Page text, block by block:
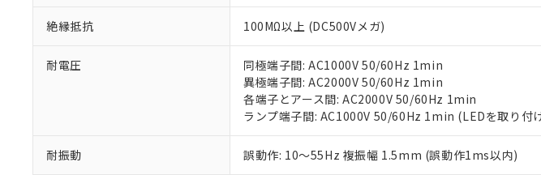
絶縁抵抗 100MΩ以上 (DC500Vメガ)
耐電圧
同極端子間: AC1000V 50/60Hz 1min
異極端子間: AC2000V 50/60Hz 1min
各端子とアース間: AC2000V 50/60Hz 1min
ランプ端子間: AC1000V 50/60Hz 1min (LEDを取り付
耐振動 誤動作: 10～55Hz 複振幅 1.5mm (誤動作1ms以内)
正式な納期状況および標準価格はお客様のお
当社販売員にご相談ください。
オムロン制御機器販売店や当社販売拠点は「
在庫状況および標準価格結果を当社の事前の
す。
マイパーツ機能（部品リスト作成サービス）
ている必要があります。
が、当社の製品・サービスに関するお客様と
さい。
※2 対応予定月
部品在庫の切り替え状況などにより、予定月が前後
※3 非含有証明書ダウンロード
下記の非含有証明書をダウンロードすることができま
※2 環境保護使用期限
「ｅ」：有害物質（10物質）のすべてが基準値以下
「10」：通常の使用状況下において有害物質が外部
味します。
「－」：未確認です。当社販売部門へお問い合わせ
置等に一切使用いたしません。
当社は、貴社製品を第三者に販売する場合は
また当社は、販売先および販売に係わる関係
たしません。
合意する
△ 一定数には満たないが在庫あり
－
在庫なし(最新の在庫状況については、お
機器販売店・当社販売員にご確認ください)
空
白
受注生産機種、また在庫状況の情報を公開